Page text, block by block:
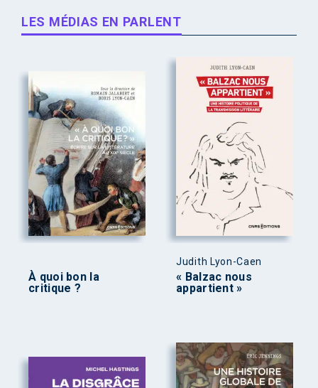
LES MÉDIAS EN PARLENT
À quoi bon la
critique ?
Judith Lyon-Caen
« Balzac nous
appartient »